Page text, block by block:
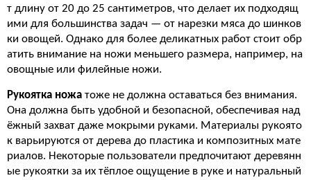
т длину от 20 до 25 сантиметров, что делает их подходящ
ими для большинства задач — от нарезки мяса до шинков
ки овощей. Однако для более деликатных работ стоит обр
атить внимание на ножи меньшего размера, например, на
овощные или филейные ножи.
Рукоятка ножа тоже не должна оставаться без внимания.
Она должна быть удобной и безопасной, обеспечивая над
ёжный захват даже мокрыми руками. Материалы рукоято
к варьируются от дерева до пластика и композитных мате
риалов. Некоторые пользователи предпочитают деревянн
ые рукоятки за их тёплое ощущение в руке и натуральный